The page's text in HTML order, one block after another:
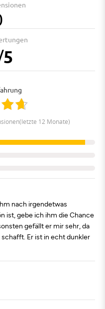
5
12 Monate)
nach irgendetwas
ist, gebe ich ihm die Chance
gefällt er mir sehr, da
Er ist in echt dunkler